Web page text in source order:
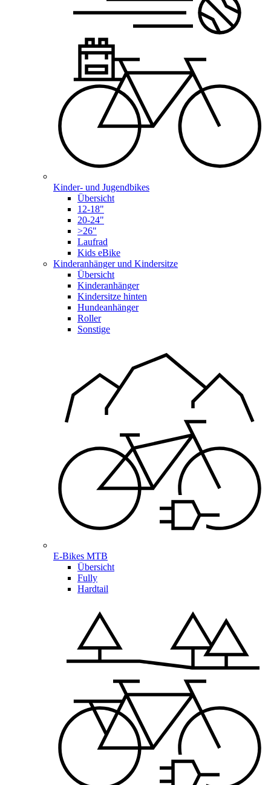
Kinder- und Jugendbikes
Übersicht
12-18"
20-24"
>26"
Laufrad
Kids eBike
Kinderanhänger und Kindersitze
Übersicht
Kinderanhänger
Kindersitze hinten
Hundeanhänger
Roller
Sonstige
E-Bikes MTB
Übersicht
Fully
Hardtail